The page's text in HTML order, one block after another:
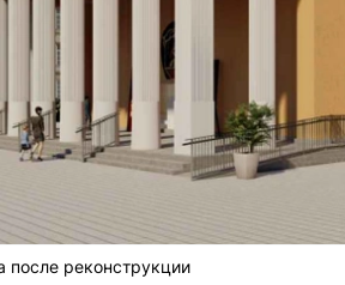
после реконструкции